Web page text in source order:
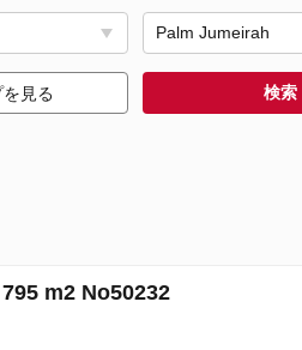
見る 検索
m2 No50232